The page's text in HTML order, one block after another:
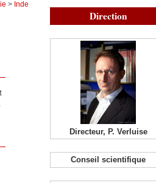
> Inde
Direction
Directeur, P. Verluise
Conseil scientifique